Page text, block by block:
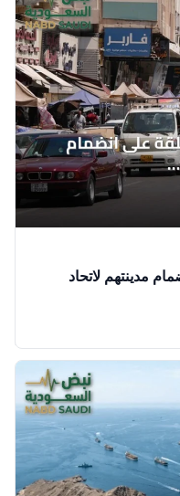
مدينتهم لاتحاد